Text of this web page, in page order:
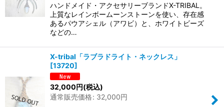
ハンドメイド・アクセサリーブランドX-TRIBAL。
上質なレインボームーンストーンを使い、存在感
あるパウアシェル（アワビ）と、ホワイトビーズ
などの…
X-tribal「ラブラドライト・ネックレス」
[13720]
32,000円(税込)
通常販売価格: 32,000円